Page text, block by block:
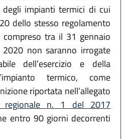
degli impianti termici di cui
dello stesso regolamento
tra il 31 gennaio
non saranno irrogate
dell’esercizio e della
termico, come
riportata nell’allegato
regionale n. 1 del 2017
entro 90 giorni decorrenti